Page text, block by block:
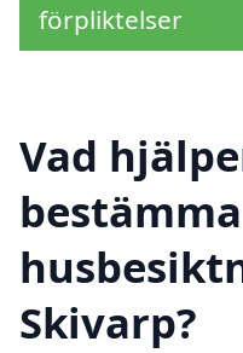
förpliktelser
Vad
Skivarp?